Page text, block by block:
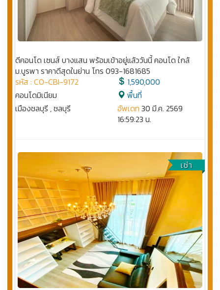
ดีคอนโด เซนส์ บางแสน พร้อมเข้าอยู่แล้ววันนี้ คอนโด ใกล้
ม.บูรพา ราคาดีสุดในย่าน โทร 093-1681685
รหัส : CO-CBI-9172
คอนโดมิเนียม
เมืองชลบุรี , ชลบุรี
1,590,000
พื้นที่
อัพเดท 30 มี.ค. 2569
16:59:23 น.
เช่า